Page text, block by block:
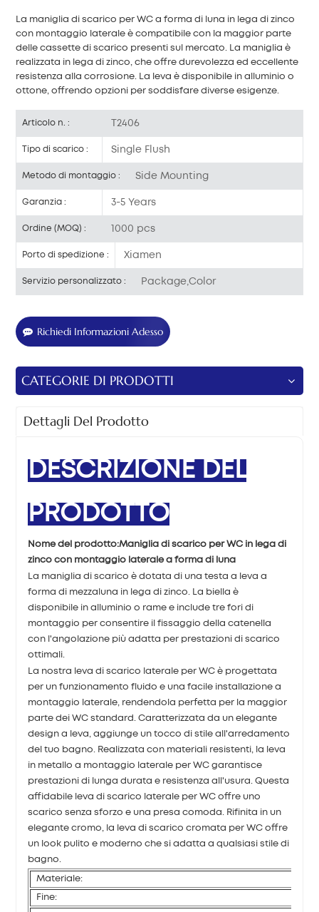
La maniglia di scarico per WC a forma di luna in lega di zinco
con montaggio laterale è compatibile con la maggior parte
delle cassette di scarico presenti sul mercato. La maniglia è
realizzata in lega di zinco, che offre durevolezza ed eccellente
resistenza alla corrosione. La leva è disponibile in alluminio o
ottone, offrendo opzioni per soddisfare diverse esigenze.
Articolo n. : T2406
Tipo di scarico : Single Flush
Metodo di montaggio : Side Mounting
Garanzia : 3-5 Years
Ordine (MOQ) : 1000 pcs
Porto di spedizione : Xiamen
Servizio personalizzato : Package,Color
Richiedi Informazioni Adesso
CATEGORIE DI PRODOTTI
Dettagli Del Prodotto
DESCRIZIONE DEL
PRODOTTO
Nome del prodotto:Maniglia di scarico per WC in lega di
zinco con montaggio laterale a forma di luna
La maniglia di scarico è dotata di una testa a leva a
forma di mezzaluna in lega di zinco. La biella è
disponibile in alluminio o rame e include tre fori di
montaggio per consentire il fissaggio della catenella
con l'angolazione più adatta per prestazioni di scarico
ottimali.
La nostra leva di scarico laterale per WC è progettata
per un funzionamento fluido e una facile installazione a
montaggio laterale, rendendola perfetta per la maggior
parte dei WC standard. Caratterizzata da un elegante
design a leva, aggiunge un tocco di stile all'arredamento
del tuo bagno. Realizzata con materiali resistenti, la leva
in metallo a montaggio laterale per WC garantisce
prestazioni di lunga durata e resistenza all'usura. Questa
affidabile leva di scarico laterale per WC offre uno
scarico senza sforzo e una presa comoda. Rifinita in un
elegante cromo, la leva di scarico cromata per WC offre
un look pulito e moderno che si adatta a qualsiasi stile di
bagno.
Materiale:
Fine: